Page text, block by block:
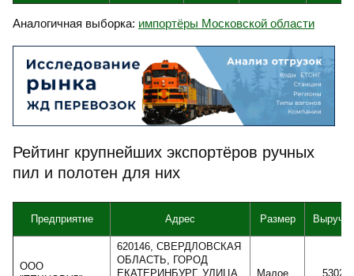
Аналогичная выборка: импортёры Московской области
Рейтинг крупнейших экспортёров ручных
пил и полотен для них
Предприятие Адрес Размер Выручка
ООО
620146, СВЕРДЛОВСКАЯ
ОБЛАСТЬ, ГОРОД
ЕКАТЕРИНБУРГ, УЛИЦА
Малое